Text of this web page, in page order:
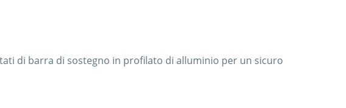
di barra di sostegno in profilato di alluminio per un sicuro